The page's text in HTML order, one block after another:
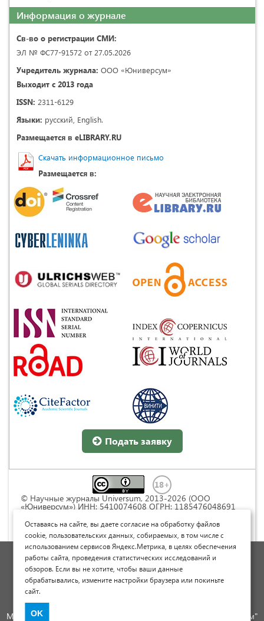
Информация о журнале
Св-во о регистрации СМИ:
ЭЛ № ФС77-91572 от 27.05.2026
Учредитель журнала: ООО «Юниверсум»
Выходит с 2013 года
ISSN: 2311-6129
Языки: русский, English.
Размещается в eLIBRARY.RU
Скачать информационное письмо
Размещается в:
Подать заявку
© Научные журналы Universum, 2013-2026 (ООО
«Юниверсум») ИНН: 5410074608 ОГРН: 1185476048691
Commons « Attribution» («Атрибуция») 4.0
Непортированная
Политика обработки персональных данных
Договор оферты
Опубликовать научную статью
Международный научно-исследовательский журнал "Юниверсум"
Оставаясь на сайте, вы даете согласие на обработку файлов
cookie, пользовательских данных, собираемых, в том числе с
использованием сервисов Яндекс.Метрика, в целях обеспечения
работы сайта, проведения статистических исследований и
обзоров. Если вы не хотите, чтобы ваши данные
обрабатывались, измените настройки браузера или покиньте
сайт.
OK